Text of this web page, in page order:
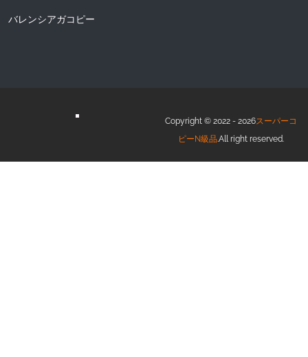
バレンシアガコピー
Copyright © 2022 - 2026スーパーコ
ピーN級品.All right reserved.